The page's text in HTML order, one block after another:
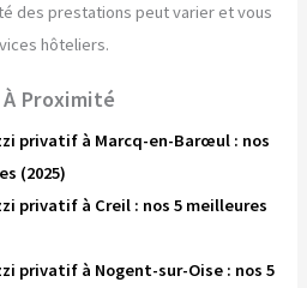
des prestations peut varier et vous
hôteliers.
Proximité
privatif à Marcq-en-Barœul : nos
(2025)
privatif à Creil : nos 5 meilleures
privatif à Nogent-sur-Oise : nos 5